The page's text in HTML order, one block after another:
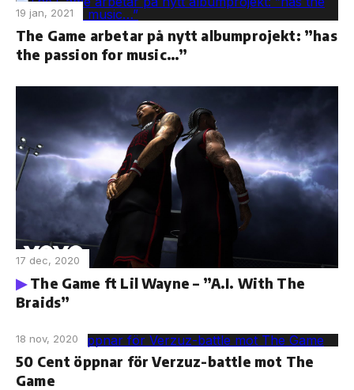
19 jan, 2021
The Game arbetar på nytt albumprojekt: ”has
the passion for music…”
17 dec, 2020
The Game ft Lil Wayne – ”A.I. With The
Braids”
18 nov, 2020
50 Cent öppnar för Verzuz-battle mot The
Game